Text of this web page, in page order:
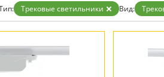
Бронза
Золото
Прозрачные
Черные
Трековые светильники Вид: